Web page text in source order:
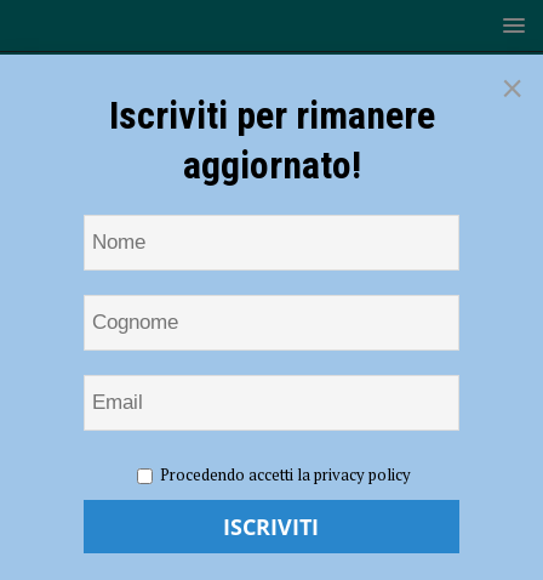
telefona a una donna parlando in romeno: “Sto venendo a ucciderti”.
Un 15enne connazionale sente tutto e chiama i carabinieri: l’uomo
×
Iscriviti per rimanere
aggiornato!
Procedendo accetti la privacy policy